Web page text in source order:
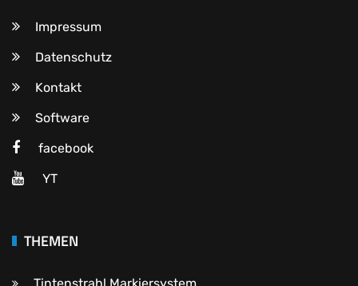
Impressum
Datenschutz
Kontakt
Software
facebook
YT
THEMEN